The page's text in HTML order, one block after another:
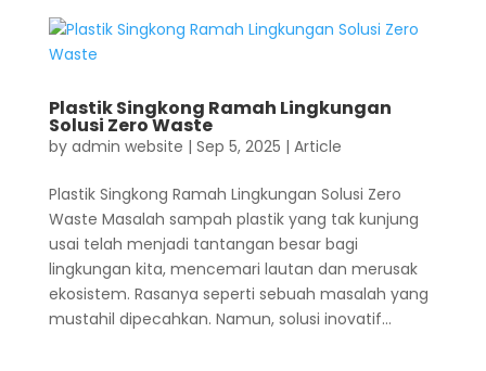
Plastik Singkong Ramah Lingkungan
Solusi Zero Waste
by admin website | Sep 5, 2025 | Article
Plastik Singkong Ramah Lingkungan Solusi Zero
Waste Masalah sampah plastik yang tak kunjung
usai telah menjadi tantangan besar bagi
lingkungan kita, mencemari lautan dan merusak
ekosistem. Rasanya seperti sebuah masalah yang
mustahil dipecahkan. Namun, solusi inovatif...